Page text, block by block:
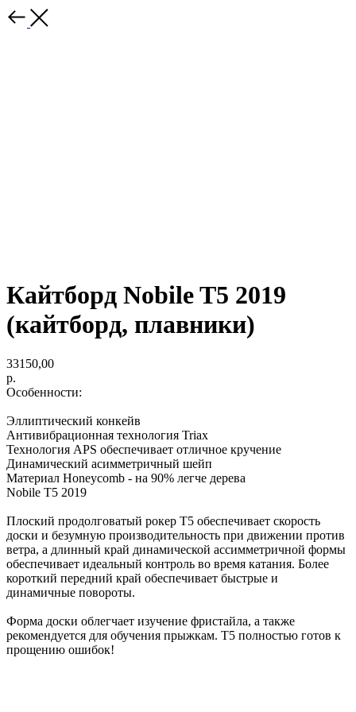
Кайтборд Nobile T5 2019
(кайтборд, плавники)
33150,00
р.
Особенности:
Эллиптический конкейв
Антивибрационная технология Triax
Технология APS обеспечивает отличное кручение
Динамический асимметричный шейп
Материал Honeycomb - на 90% легче дерева
Nobile T5 2019
Плоский продолговатый рокер T5 обеспечивает скорость
доски и безумную производительность при движении против
ветра, а длинный край динамической ассимметричной формы
обеспечивает идеальный контроль во время катания. Более
короткий передний край обеспечивает быстрые и
динамичные повороты.
Форма доски облегчает изучение фристайла, а также
рекомендуется для обучения прыжкам. Т5 полностью готов к
прощению ошибок!